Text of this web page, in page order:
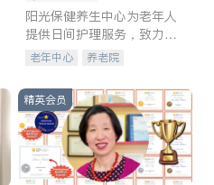
阳光保健养生中心为老年人
提供日间护理服务，致力于
通过持续的护理创新来有效
老年中心 养老院
精英会员